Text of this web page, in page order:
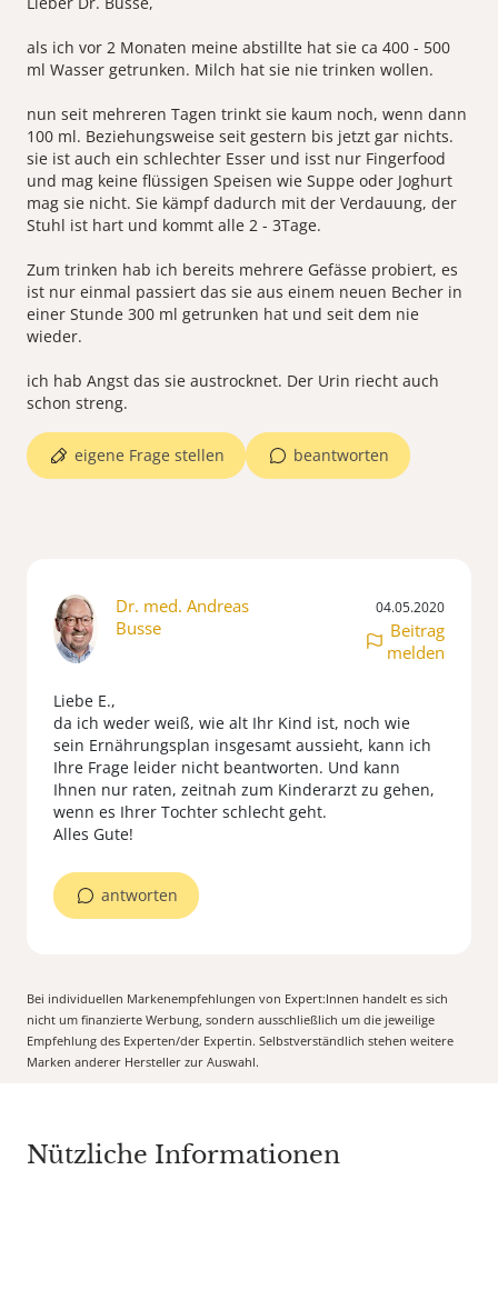
als ich vor 2 Monaten meine abstillte hat sie ca 400 - 500
ml Wasser getrunken. Milch hat sie nie trinken wollen.
nun seit mehreren Tagen trinkt sie kaum noch, wenn dann
100 ml. Beziehungsweise seit gestern bis jetzt gar nichts.
sie ist auch ein schlechter Esser und isst nur Fingerfood
und mag keine flüssigen Speisen wie Suppe oder Joghurt
mag sie nicht. Sie kämpf dadurch mit der Verdauung, der
Stuhl ist hart und kommt alle 2 - 3Tage.
Zum trinken hab ich bereits mehrere Gefässe probiert, es
ist nur einmal passiert das sie aus einem neuen Becher in
einer Stunde 300 ml getrunken hat und seit dem nie
wieder.
ich hab Angst das sie austrocknet. Der Urin riecht auch
schon streng.
beantworten
eigene Frage stellen
Dr. med. Andreas
Busse
04.05.2020
Beitrag
melden
Liebe E.,
da ich weder weiß, wie alt Ihr Kind ist, noch wie
sein Ernährungsplan insgesamt aussieht, kann ich
Ihre Frage leider nicht beantworten. Und kann
Ihnen nur raten, zeitnah zum Kinderarzt zu gehen,
wenn es Ihrer Tochter schlecht geht.
Alles Gute!
antworten
Bei individuellen Markenempfehlungen von Expert:Innen handelt es sich
nicht um finanzierte Werbung, sondern ausschließlich um die jeweilige
Empfehlung des Experten/der Expertin. Selbstverständlich stehen weitere
Marken anderer Hersteller zur Auswahl.
Nützliche Informationen